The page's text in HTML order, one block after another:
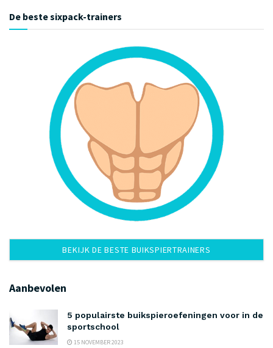
De beste sixpack-trainers
BEKIJK DE BESTE BUIKSPIERTRAINERS
Aanbevolen
5 populairste buikspieroefeningen voor in de
sportschool
15 NOVEMBER 2023